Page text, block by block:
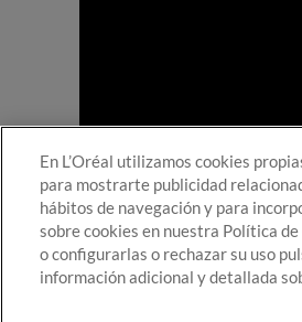
En L’Oréal utilizamos cookies
para mostrarte publicidad
hábitos de navegación y para
sobre cookies en nuestra Política
o configurarlas o rechazar su uso
información adicional y detallada